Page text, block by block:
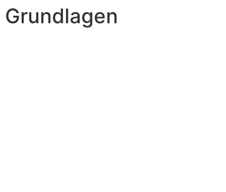
Grundlagen